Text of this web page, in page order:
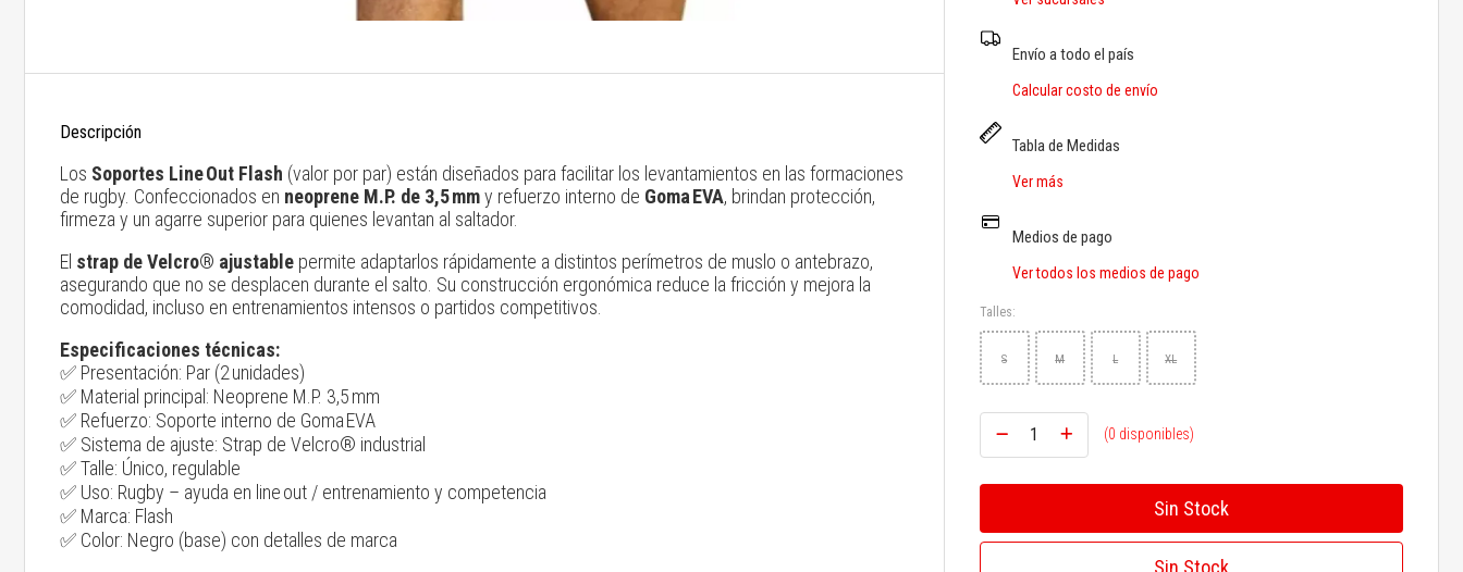
Envío a todo el país
Calcular costo de envío
Tabla de Medidas
Ver más
Medios de pago
Ver todos los medios de pago
Talles:
S M L XL
(0 disponibles)
Sin Stock
Sin Stock
Descripción
Los Soportes Line Out Flash (valor por par) están diseñados para facilitar los levantamientos en las formaciones
de rugby. Confeccionados en neoprene M.P. de 3,5 mmy refuerzo interno de Goma EVA, brindan protección,
firmeza y un agarre superior para quienes levantan al saltador.
El strap de Velcro® ajustable permite adaptarlos rápidamente a distintos perímetros de muslo o antebrazo,
asegurando que no se desplacen durante el salto. Su construcción ergonómica reduce la fricción y mejora la
comodidad, incluso en entrenamientos intensos o partidos competitivos.
Especificaciones técnicas:
✅ Presentación: Par (2 unidades)
✅ Material principal: Neoprene M.P. 3,5 mm
✅ Refuerzo: Soporte interno de Goma EVA
✅ Sistema de ajuste: Strap de Velcro® industrial
✅ Talle: Único, regulable
✅ Uso: Rugby – ayuda en line out / entrenamiento y competencia
✅ Marca: Flash
✅ Color: Negro (base) con detalles de marca